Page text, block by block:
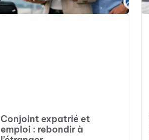
Conjoint expatrié et
emploi : rebondir à